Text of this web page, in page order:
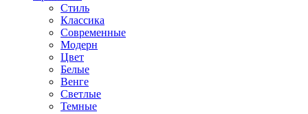
Стиль
Классика
Современные
Модерн
Цвет
Белые
Венге
Светлые
Темные